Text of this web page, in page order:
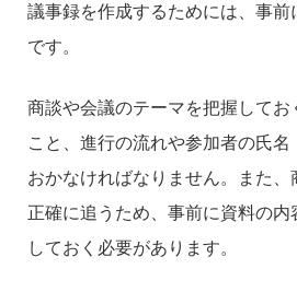
議事録を作成するためには、事前
です。
商談や会議のテーマを把握してお
こと、進行の流れや参加者の氏名
おかなければなりません。また、
正確に追うため、事前に資料の
しておく必要があります。